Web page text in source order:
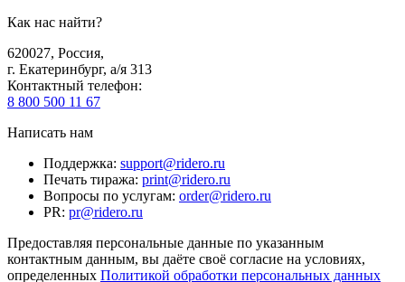
Как нас найти?
620027, Россия,
г. Екатеринбург, а/я 313
Контактный телефон:
8 800 500 11 67
Написать нам
Поддержка: support@ridero.ru
Печать тиража: print@ridero.ru
Вопросы по услугам: order@ridero.ru
PR: pr@ridero.ru
Предоставляя персональные данные по указанным
контактным данным, вы даёте своё согласие на условиях,
определенных Политикой обработки персональных данных